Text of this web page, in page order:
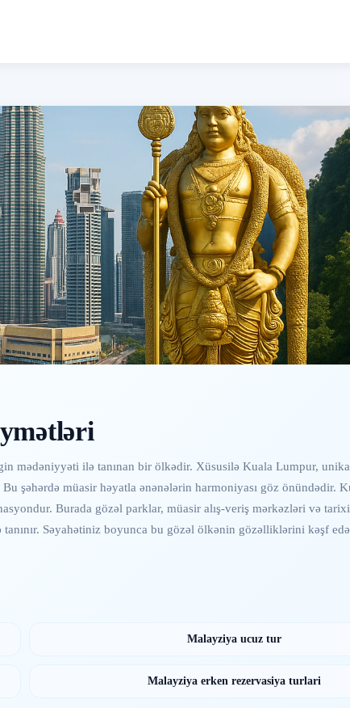
mədəniyyəti ilə tanınan bir ölkədir. Xüsusilə Kuala Lumpur, unikal
şəhərdə müasir həyatla ənənələrin harmoniyası göz önündədir.
Burada gözəl parklar, müasir alış-veriş mərkəzləri və
Səyahətiniz boyunca bu gözəl ölkənin gözəlliklərini kəşf
Malayziya ucuz tur
Malayziya erken rezervasiya turlari